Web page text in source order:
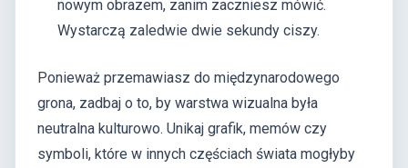
nowym obrazem, zanim zaczniesz mówić.
Wystarczą zaledwie dwie sekundy ciszy.
Ponieważ przemawiasz do międzynarodowego
grona, zadbaj o to, by warstwa wizualna była
neutralna kulturowo. Unikaj grafik, memów czy
symboli, które w innych częściach świata mogłyby